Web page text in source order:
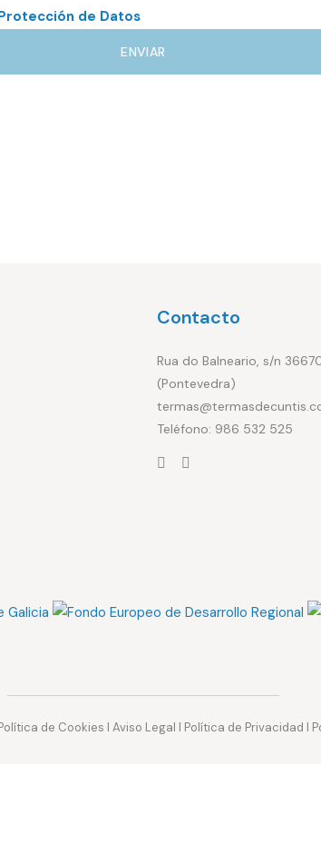
de Datos
ENVIAR
Contacto
Rua do Balneario, s/n
(Pontevedra)
Teléfono: 986 532 525
de Cookies I Aviso Legal I Política de Privacidad I